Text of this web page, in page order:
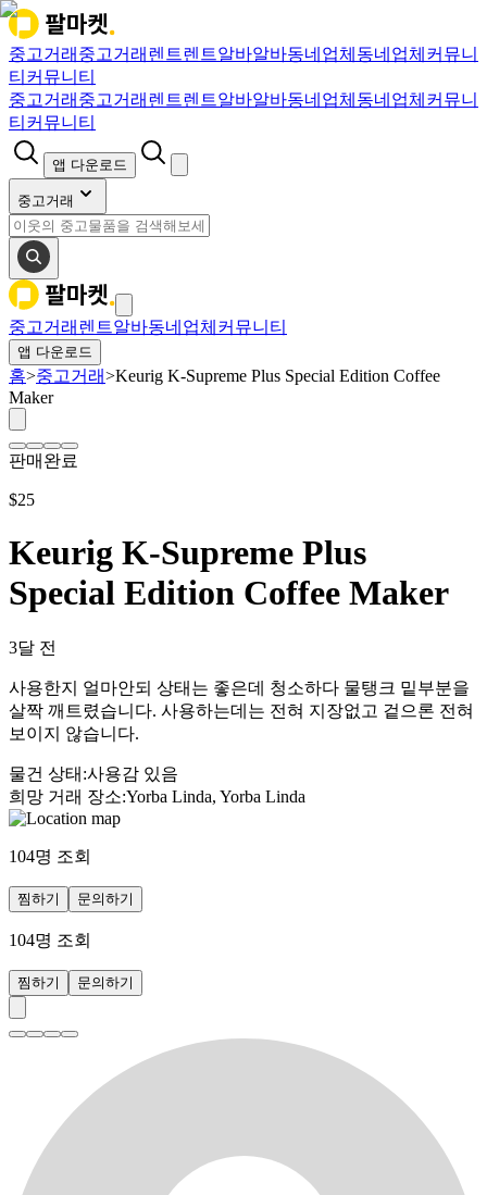
중고거래 중고거래 렌트렌트알바알바동네업체 동네업체 커뮤니
티 커뮤니티
중고거래 중고거래 렌트렌트알바알바동네업체 동네업체 커뮤니
티 커뮤니티
앱 다운로드
중고거래
중고거래 렌트알바동네업체 커뮤니티
앱 다운로드
홈>중고거래>Keurig K-Supreme Plus Special Edition Coffee
Maker
판매완료
$25
Keurig K-Supreme Plus
Special Edition Coffee Maker
3달 전
사용한지 얼마안되 상태는 좋은데 청소하다 물탱크 밑부분을
살짝 깨트렸습니다. 사용하는데는 전혀 지장없고 겉으론 전혀
보이지 않습니다.
물건 상태 :사용감 있음
희망 거래 장소:Yorba Linda, Yorba Linda
104명 조회
찜하기 문의하기
104명 조회
찜하기 문의하기